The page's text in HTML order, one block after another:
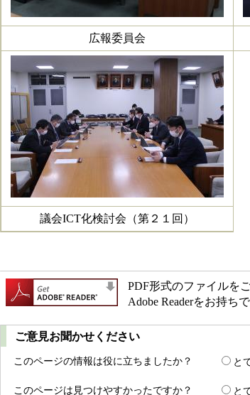
広報委員会
議会ICT化検討会（第２１回）
PDF形式のファイルを
Adobe Readerをお持ち
ご意見お聞かせください
このページの情報は役に立ちましたか？ と
このページは見つけやすかったですか？
と